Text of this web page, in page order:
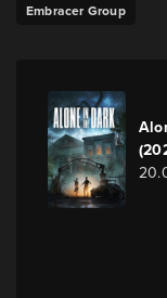
Embracer Group